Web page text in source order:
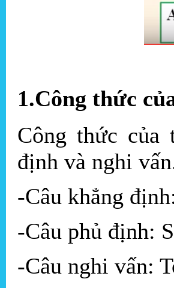
1.Công thức
Công thức của
định và nghi
-Câu khẳng
-Câu phủ định:
-Câu nghi vấn: